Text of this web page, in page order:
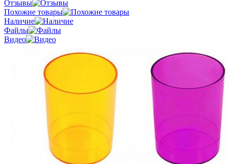
Отзывы
Похожие товары
Наличие
Файлы
Видео